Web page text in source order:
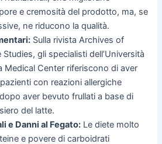
e cremosità del prodotto, ma, se
ne riducono la qualità.
Sulla rivista Archives of
Studies, gli specialisti dell’Università
Medical Center riferiscono di aver
con reazioni allergiche
aver bevuto frullati a base di
del latte.
e Danni al Fegato: Le diete molto
e povere di carboidrati